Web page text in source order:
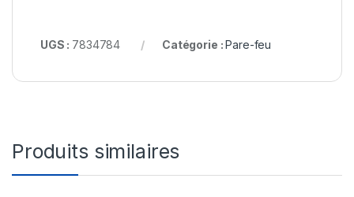
UGS : 7834784 Catégorie :Pare-feu
Produits similaires